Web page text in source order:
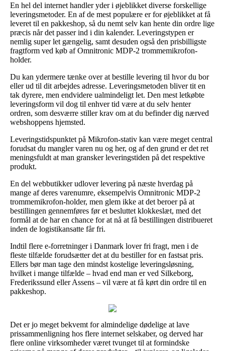
En hel del internet handler yder i øjeblikket diverse forskellige
leveringsmetoder. En af de mest populære er for øjeblikket at få
leveret til en pakkeshop, så du nemt selv kan hente din ordre lige
præcis når det passer ind i din kalender. Leveringstypen er
nemlig super let gængelig, samt desuden også den prisbilligste
fragtform ved køb af Omnitronic MDP-2 trommemikrofon-
holder.
Du kan ydermere tænke over at bestille levering til hvor du bor
eller ud til dit arbejdes adresse. Leveringsmetoden bliver tit en
tak dyrere, men endvidere ualmindeligt let. Den mest letkøbte
leveringsform vil dog til enhver tid være at du selv henter
ordren, som desværre stiller krav om at du befinder dig nærved
webshoppens hjemsted.
Leveringstidspunktet på Mikrofon-stativ kan være meget central
forudsat du mangler varen nu og her, og af den grund er det ret
meningsfuldt at man gransker leveringstiden på det respektive
produkt.
En del webbutikker udlover levering på næste hverdag på
mange af deres varenumre, eksempelvis Omnitronic MDP-2
trommemikrofon-holder, men glem ikke at det beroer på at
bestillingen gennemføres før et besluttet klokkeslæt, med det
formål at de har en chance for at nå at få bestillingen distribueret
inden de logistikansatte får fri.
Indtil flere e-forretninger i Danmark lover fri fragt, men i de
fleste tilfælde forudsætter det at du bestiller for en fastsat pris.
Ellers bør man tage den mindst kostelige leveringsløsning,
hvilket i mange tilfælde – hvad end man er ved Silkeborg,
Frederikssund eller Assens – vil være at få kørt din ordre til en
pakkeshop.
Det er jo meget bekvemt for almindelige dødelige at lave
prissammenligning hos flere internet selskaber, og derved har
flere online virksomheder været tvunget til at formindske